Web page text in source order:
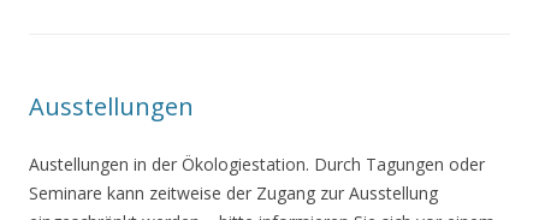
Ausstellungen
Austellungen in der Ökologiestation. Durch Tagungen oder
Seminare kann zeitweise der Zugang zur Ausstellung